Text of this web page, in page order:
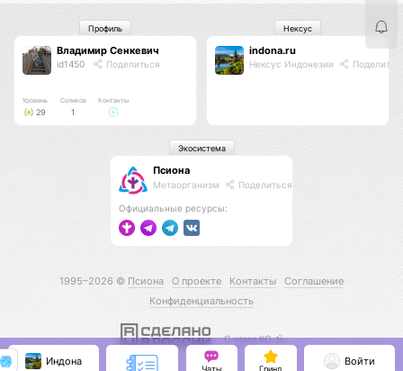
Владимир Сенкевич
id1450 Поделиться
Уровень
29
Соликов
1
Контакты
Профиль
indona.ru
Нексус Индонезии
Нексус
Псиона
Метаорганизм Поделиться
Официальные ресурсы:
Экосистема
1995–2026 © Псиона О проекте Контакты
Соглашение
Конфиденциальность
С нами КО 🕉️
Индона
Чаты Гринд
Войти